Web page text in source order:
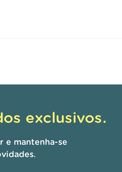
exclusivos.
e mantenha-se